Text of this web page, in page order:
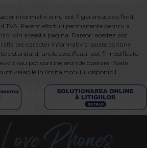
informativ si nu pot fi garantate ca fiind
TVA. Facem eforturi permanente pentru a
din aceasta pagina. Rareori acestea pot
are caracter informativ si poate contine
standard, unele specificatii pot fi modificate
sau pot contine erori de operare. Toate
valabile in limita stocului disponibil.